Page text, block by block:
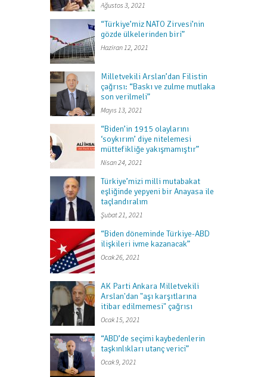
Ağustos 3, 2021
“Türkiye’miz NATO Zirvesi’nin
gözde ülkelerinden biri”
Haziran 12, 2021
Milletvekili Arslan’dan Filistin
çağrısı: “Baskı ve zulme mutlaka
son verilmeli”
Mayıs 13, 2021
“Biden’in 1915 olaylarını
‘soykırım’ diye nitelemesi
müttefikliğe yakışmamıştır”
Nisan 24, 2021
Türkiye’mizi milli mutabakat
eşliğinde yepyeni bir Anayasa ile
taçlandıralım
Şubat 21, 2021
“Biden döneminde Türkiye-ABD
ilişkileri ivme kazanacak”
Ocak 26, 2021
AK Parti Ankara Milletvekili
Arslan'dan "aşı karşıtlarına
itibar edilmemesi" çağrısı
Ocak 15, 2021
“ABD’de seçimi kaybedenlerin
taşkınlıkları utanç verici”
Ocak 9, 2021